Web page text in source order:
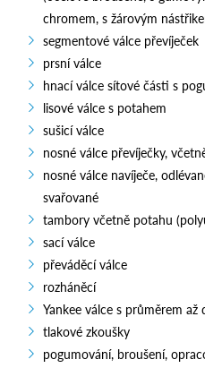
chromem, s žárovým
segmentové válce převíječek
prsní válce
hnací válce sítové části s
lisové válce s potahem
sušicí válce
nosné válce převíječky,
nosné válce navíječe,
svařované
tambory včetně potahu
sací válce
převáděcí válce
rozháněcí
Yankee válce s průměrem
tlakové zkoušky
pogumování, broušení,